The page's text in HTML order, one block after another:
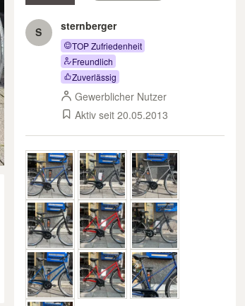
S sternberger
TOP Zufriedenheit
Freundlich
Zuverlässig
Gewerblicher Nutzer
Aktiv seit 20.05.2013